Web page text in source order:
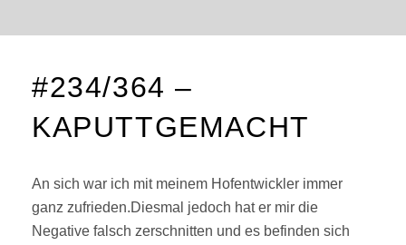
#234/364 –
KAPUTTGEMACHT
An sich war ich mit meinem Hofentwickler immer
ganz zufrieden.Diesmal jedoch hat er mir die
Negative falsch zerschnitten und es befinden sich